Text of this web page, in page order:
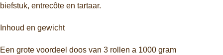
biefstuk, entrecôte en tartaar.
Inhoud en gewicht
Een grote voordeel doos van 3 rollen a 1000 gram